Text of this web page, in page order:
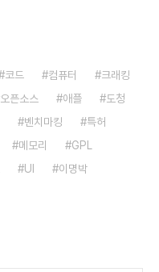
코드 컴퓨터
크래킹
오픈소스 애플
도청
벤치마킹
특허
메모리
GPL
UI 이명박